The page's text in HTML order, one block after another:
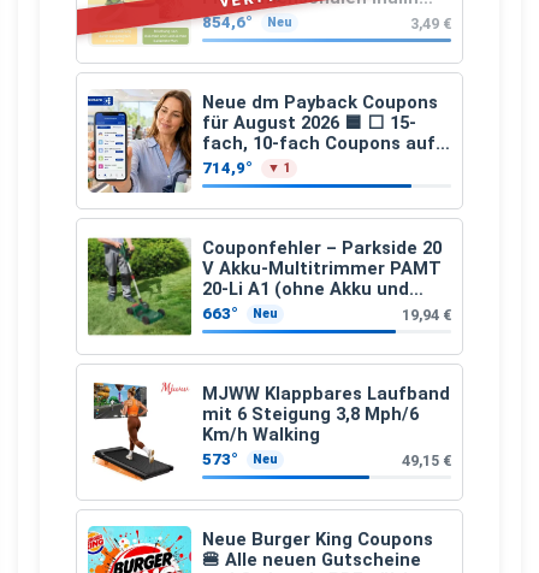
(Präbiotika) Leinsamen &
Apfelfaser)
854,6° Neu 3,49 €
Neue dm Payback Coupons
für August 2026 🟦 ⬜ 15-
fach, 10-fach Coupons auf
den gesamten Einkauf ab 2
€
714,9° ▼ 1
Couponfehler – Parkside 20
V Akku-Multitrimmer PAMT
20-Li A1 (ohne Akku und
Ladegerät)
663° Neu 19,94 €
MJWW Klappbares Laufband
mit 6 Steigung 3,8 Mph/6
Km/h Walking
573° Neu 49,15 €
Neue Burger King Coupons
🍔 Alle neuen Gutscheine